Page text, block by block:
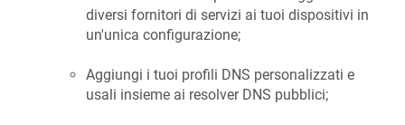
diversi fornitori di servizi ai tuoi dispositivi in
un'unica configurazione;
Aggiungi i tuoi profili DNS personalizzati e
usali insieme ai resolver DNS pubblici;